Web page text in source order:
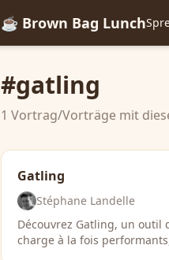
☕ Brown Bag Lunch
#gatling
1 Vortrag/Vorträge mit
Gatling
Stéphane Landelle
Découvrez Gatling, un outil
charge à la fois